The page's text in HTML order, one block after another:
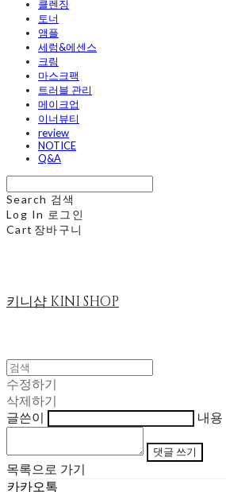
클렌징
토너
앰플
세럼&에센스
크림
마스크팩
트러블 관리
메이크업
이너뷰티
review
NOTICE
Q&A
Search 검색
Log In 로그인
Cart 장바구니
키니샵 KINI SHOP
수정하기
삭제하기
글쓴이
내용
댓글 쓰기
목록으로 가기
카카오톡